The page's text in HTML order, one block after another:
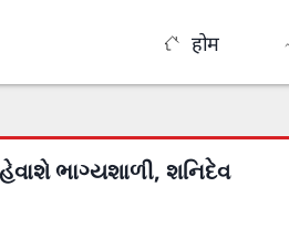
होम
ભાગ્યશાળી, શનિદેવ